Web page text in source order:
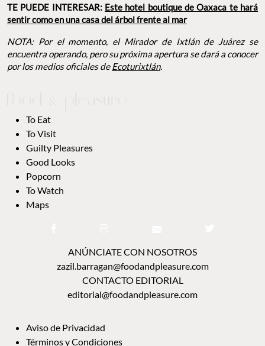
TE PUEDE INTERESAR: Este hotel boutique de Oaxaca te hará
sentir como en una casa del árbol frente al mar
NOTA: Por el momento, el Mirador de Ixtlán de Juárez se
encuentra operando, pero su próxima apertura se dará a conocer
por los medios oficiales deEcoturixtlán.
To Eat
To Visit
Guilty Pleasures
Good Looks
Popcorn
To Watch
Maps
ANÚNCIATE CON NOSOTROS
zazil.barragan@foodandpleasure.com
CONTACTO EDITORIAL
editorial@foodandpleasure.com
Aviso de Privacidad
Términos y Condiciones